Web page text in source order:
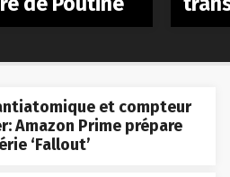
et compteur
Amazon Prime prépare
‘Fallout’